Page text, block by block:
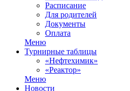
Расписание
Для родителей
Документы
Оплата
Меню
Турнирные таблицы
«Нефтехимик»
«Реактор»
Меню
Новости